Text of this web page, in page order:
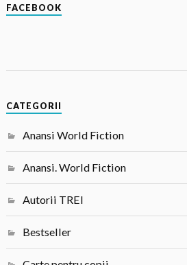
FACEBOOK
CATEGORII
Anansi World Fiction
Anansi. World Fiction
Autorii TREI
Bestseller